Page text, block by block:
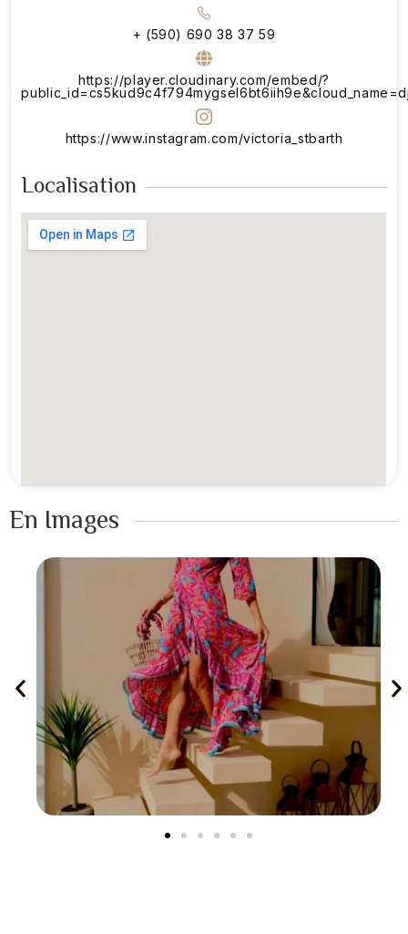
+ (590) 690 38 37 59
https://player.cloudinary.com/embed/?
https://www.instagram.com/victoria_stbarth
Localisation
En Images ​